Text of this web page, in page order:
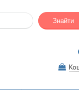
Знайти